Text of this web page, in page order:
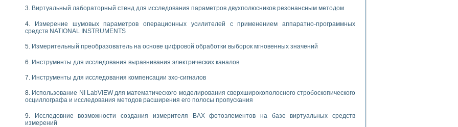
термотрансферной маркировки изделий
для исследова¬ния электрофизических свойств аморфного гидрогенизированного карбида кремния (A-SIC:H)
переходных процессов при коротких замыканиях в узлах электрических нагрузок
переходных характеристик асинхронных двигателей при пуске
неиндустриальных камер в производственных условиях
стенда по измерению профиля зеркальной антенны и построению диаграммы направленности
комплексы для вузов, осуществляющих подготовку специалистов по пищевой инженерии
в процесе изучения специальных дисциплин в технических колледжах
Виртуальный лабораторный стенд для исследования параметров двухполюсников резонансным методом
Измерение шумовых параметров операционных усилителей с применением аппаратно-программных
средств NATIONAL INSTRUMENTS
Измерительный преобразователь на основе цифровой обработки выборок мгновенных значений
Инструменты для исследования выравнивания электрических каналов
Инструменты для исследования компенсации эхо-сигналов
Использование NI LabVIEW для математического моделирования сверхширокополосного стробоскопического
осциллографа и исследования методов расширения его полосы пропускания
Исследовние возможности создания измерителя ВАХ фотоэлементов на базе виртуальных средств
измерений